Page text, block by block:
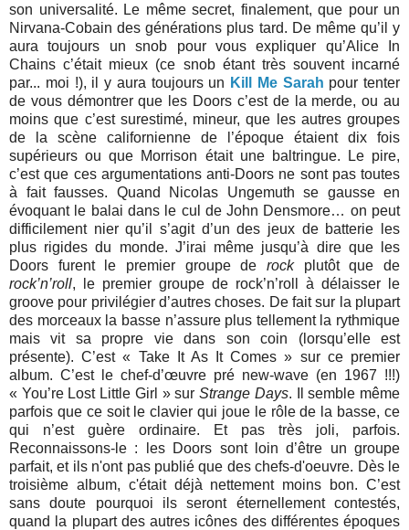
son universalité. Le même secret, finalement, que pour un
Nirvana-Cobain des générations plus tard. De même qu’il y
aura toujours un snob pour vous expliquer qu’Alice In
Chains c’était mieux (ce snob étant très souvent incarné
par... moi !), il y aura toujours un Kill Me Sarah pour tenter
de vous démontrer que les Doors c’est de la merde, ou au
moins que c’est surestimé, mineur, que les autres groupes
de la scène californienne de l’époque étaient dix fois
supérieurs ou que Morrison était une baltringue. Le pire,
c’est que ces argumentations anti-Doors ne sont pas toutes
à fait fausses. Quand Nicolas Ungemuth se gausse en
évoquant le balai dans le cul de John Densmore… on peut
difficilement nier qu’il s’agit d’un des jeux de batterie les
plus rigides du monde. J’irai même jusqu’à dire que les
Doors furent le premier groupe de rockplutôt que de
rock’n’roll, le premier groupe de rock’n’roll à délaisser le
groove pour privilégier d’autres choses. De fait sur la plupart
des morceaux la basse n’assure plus tellement la rythmique
mais vit sa propre vie dans son coin (lorsqu’elle est
présente). C’est « Take It As It Comes » sur ce premier
album. C’est le chef-d’œuvre pré new-wave (en 1967 !!!)
« You’re Lost Little Girl » surStrange Days. Il semble même
parfois que ce soit le clavier qui joue le rôle de la basse, ce
qui n’est guère ordinaire. Et pas très joli, parfois.
Reconnaissons-le : les Doors sont loin d’être un groupe
parfait, et ils n'ont pas publié que des chefs-d'oeuvre. Dès le
troisième album, c'était déjà nettement moins bon. C’est
sans doute pourquoi ils seront éternellement contestés,
quand la plupart des autres icônes des différentes époques